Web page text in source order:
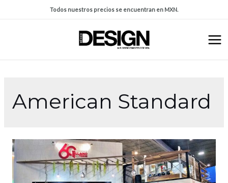
Todos nuestros precios se encuentran en MXN.
American Standard